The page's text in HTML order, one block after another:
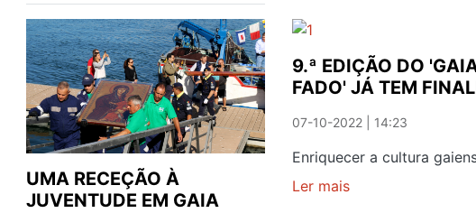
CÁVADO
AO
BAILE
DO
CRUZEIRO
REINTEGRAÇÃO
UMA RECEÇÃO À
JUVENTUDE EM GAIA
9.ª EDIÇÃO DO
FADO' JÁ TEM
07-10-2022 | 14:23
Enriquecer a cultura
Ler maissobre